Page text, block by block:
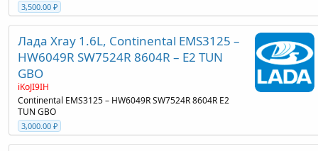
3,500.00 ₽
Лада Xray 1.6L, Continental EMS3125 –
HW6049R SW7524R 8604R – E2 TUN
GBO
iKoJI9IH
Continental EMS3125 – HW6049R SW7524R 8604R E2
TUN GBO
3,000.00 ₽